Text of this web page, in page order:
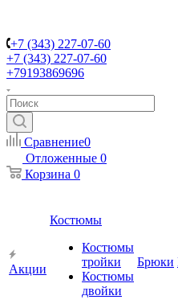
+7 (343) 227-07-60
+7 (343) 227-07-60
+79193869696
Сравнение0
Отложенные 0
Корзина 0
Акции
Костюмы
Костюмы
тройки
Костюмы
двойки
Брюки